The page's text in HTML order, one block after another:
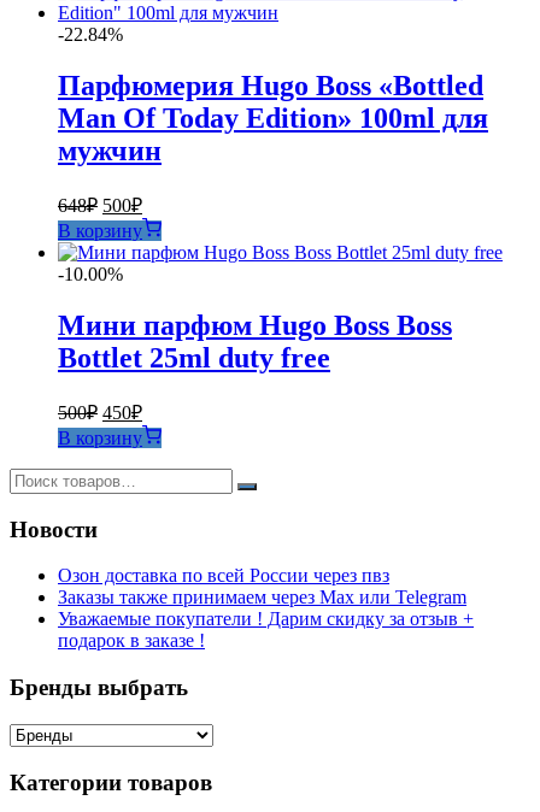
-22.84%
Парфюмерия Hugo Boss «Bottled
Man Of Today Edition» 100ml для
мужчин
648₽ Первоначальная
цена
составляла
648₽.
500₽Текущая
цена:
500₽.
В корзину
-10.00%
Мини парфюм Hugo Boss Boss
Bottlet 25ml duty free
500₽ Первоначальная
цена
составляла
500₽.
450₽Текущая
цена:
450₽.
В корзину
Новости
Озон доставка по всей России через пвз
Заказы также принимаем через Max или Telegram
Уважаемые покупатели ! Дарим скидку за отзыв +
подарок в заказе !
Бренды выбрать
Категории товаров